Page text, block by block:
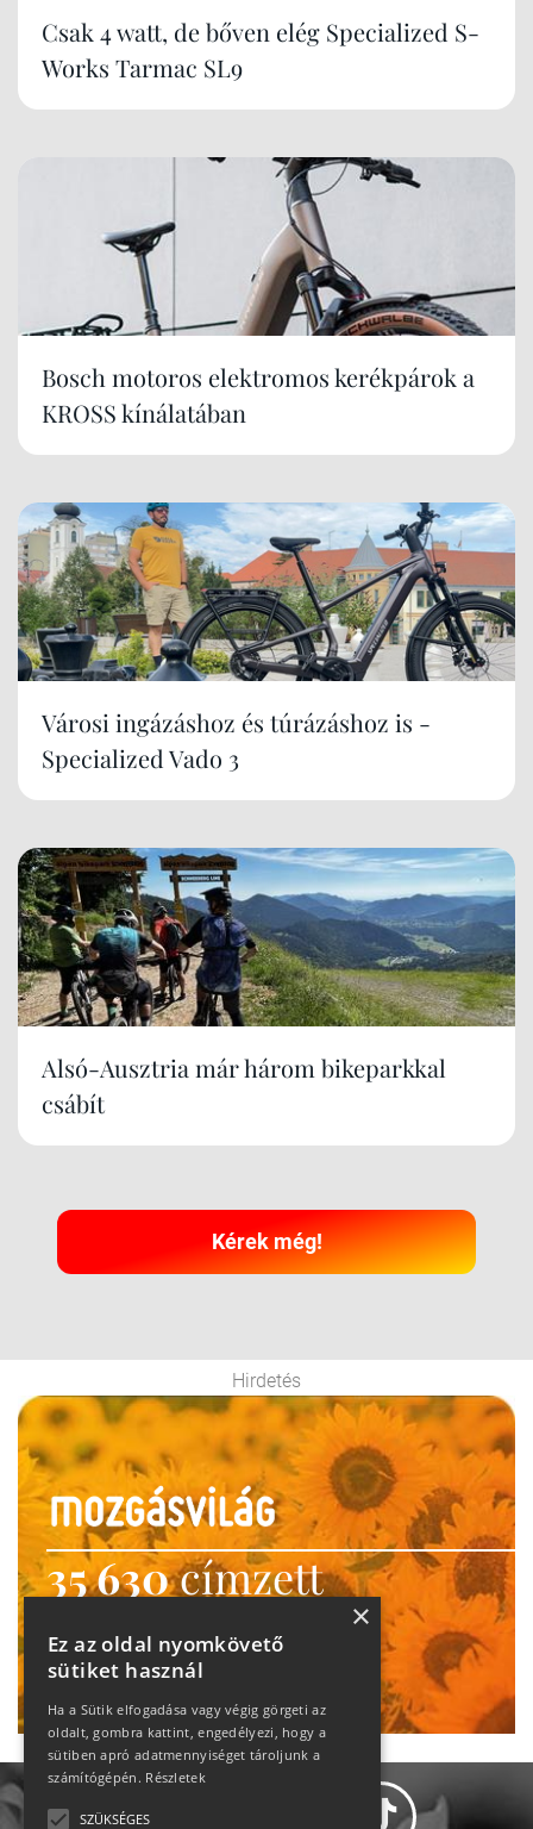
Csak 4 watt, de bőven elég Specialized S-
Works Tarmac SL9
Bosch motoros elektromos kerékpárok a
KROSS kínálatában
Városi ingázáshoz és túrázáshoz is -
Specialized Vado 3
Alsó-Ausztria már három bikeparkkal
csábít
Kérek még!
Hirdetés
35 630címzett
heti motiváció
Ne maradj le!
×
Ez az oldal nyomkövető
sütiket használ
Ha a Sütik elfogadása vagy végig görgeti az
oldalt, gombra kattint, engedélyezi, hogy a
sütiben apró adatmennyiséget tároljunk a
számítógépén. Részletek
SZÜKSÉGES